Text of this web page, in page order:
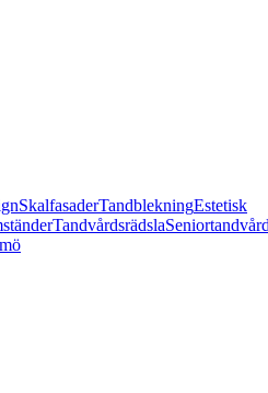
SkalfasaderTandblekningEstetisk
Tandvårdsrädsla